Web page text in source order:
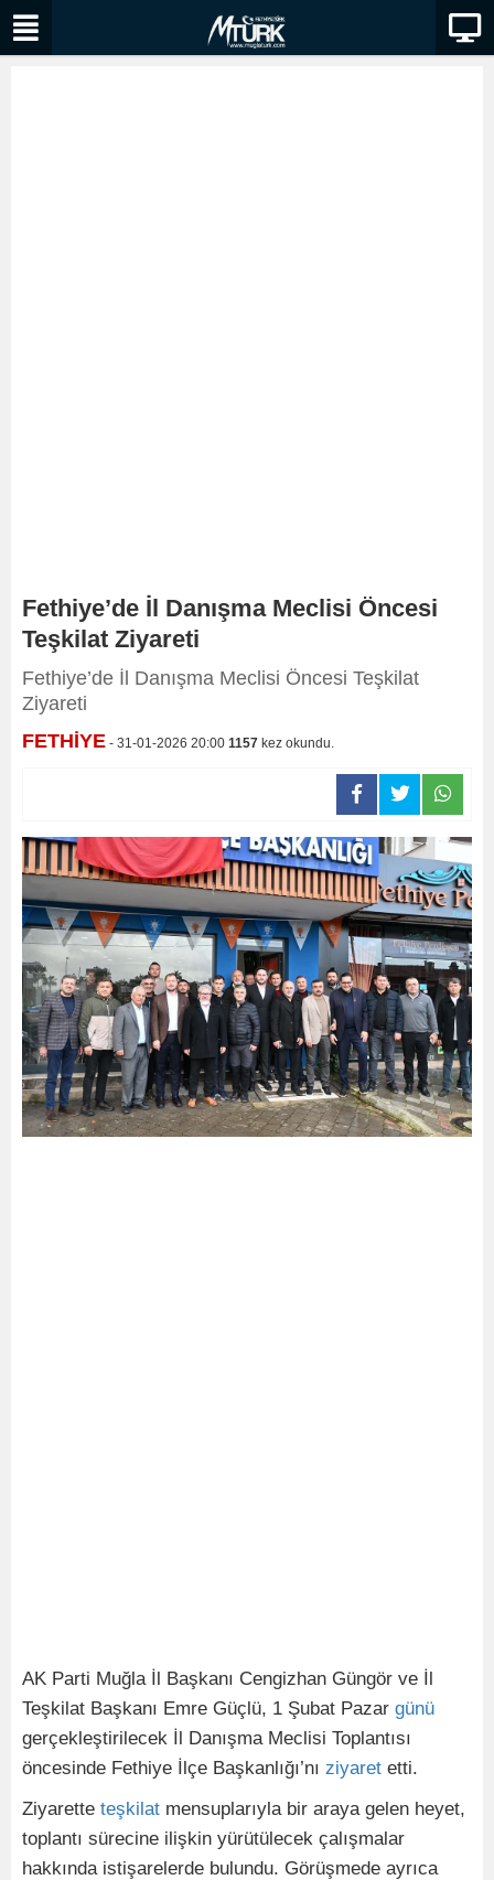
Fethiye’de İl Danışma Meclisi Öncesi
Teşkilat Ziyareti
Fethiye’de İl Danışma Meclisi Öncesi Teşkilat
Ziyareti
FETHİYE - 31-01-2026 20:00 1157 kez okundu.
AK Parti Muğla İl Başkanı Cengizhan Güngör ve İl
Teşkilat Başkanı Emre Güçlü, 1 Şubat Pazar günü
gerçekleştirilecek İl Danışma Meclisi Toplantısı
öncesinde Fethiye İlçe Başkanlığı’nı ziyaret etti.
Ziyarette teşkilat mensuplarıyla bir araya gelen heyet,
toplantı sürecine ilişkin yürütülecek çalışmalar
hakkında istişarelerde bulundu. Görüşmede ayrıca